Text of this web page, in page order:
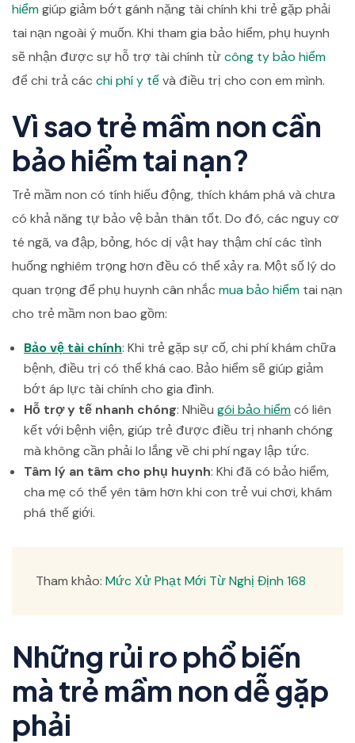
hiểmgiúp giảm bớt gánh nặng tài chính khi trẻ gặp phải
tai nạn ngoài ý muốn. Khi tham gia bảo hiểm, phụ huynh
sẽ nhận được sự hỗ trợ tài chính từcông ty bảo hiểm
để chi trả các chi phí y tếvà điều trị cho con em mình.
Vì sao trẻ mầm non cần
bảo hiểm tai nạn?
Trẻ mầm non có tính hiếu động, thích khám phá và chưa
có khả năng tự bảo vệ bản thân tốt. Do đó, các nguy cơ
té ngã, va đập, bỏng, hóc dị vật hay thậm chí các tình
huống nghiêm trọng hơn đều có thể xảy ra. Một số lý do
quan trọng để phụ huynh cân nhắc mua bảo hiểm tai nạn
cho trẻ mầm non bao gồm:
Bảo vệ tài chính: Khi trẻ gặp sự cố, chi phí khám chữa
bệnh, điều trị có thể khá cao. Bảo hiểm sẽ giúp giảm
bớt áp lực tài chính cho gia đình.
Hỗ trợ y tế nhanh chóng: Nhiều gói bảo hiểmcó liên
kết với bệnh viện, giúp trẻ được điều trị nhanh chóng
mà không cần phải lo lắng về chi phí ngay lập tức.
Tâm lý an tâm cho phụ huynh: Khi đã có bảo hiểm,
cha mẹ có thể yên tâm hơn khi con trẻ vui chơi, khám
phá thế giới.
Tham khảo: Mức Xử Phạt Mới Từ Nghị Định 168
Những rủi ro phổ biến
mà trẻ mầm non dễ gặp
phải